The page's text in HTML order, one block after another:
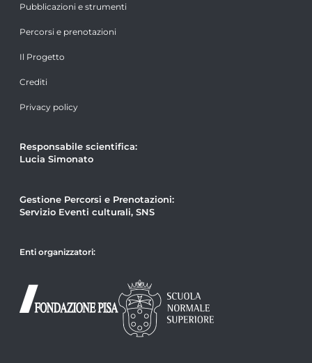
Pubblicazioni e strumenti
Percorsi e prenotazioni
Il Progetto
Crediti
Privacy policy
Responsabile scientifica:
Lucia Simonato
Gestione Percorsi e Prenotazioni:
Servizio Eventi culturali, SNS
Enti organizzatori: